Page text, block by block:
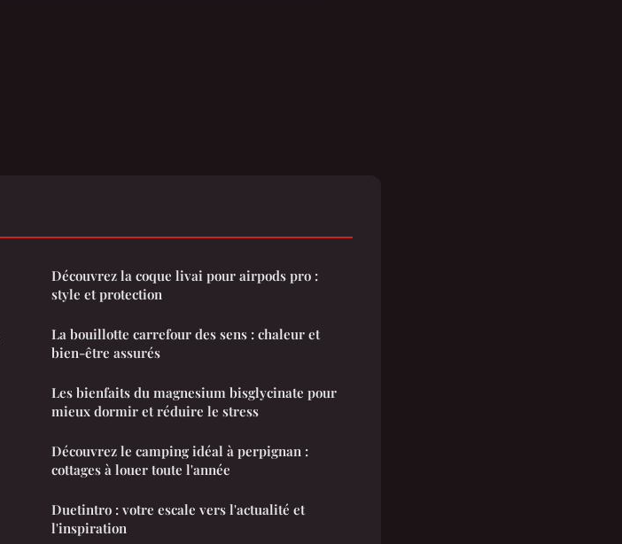
Découvrez la coque livai pour airpods pro :
style et protection
La bouillotte carrefour des sens : chaleur et
bien-être assurés
Les bienfaits du magnesium bisglycinate pour
mieux dormir et réduire le stress
Découvrez le camping idéal à perpignan :
cottages à louer toute l'année
Duetintro : votre escale vers l'actualité et
l'inspiration